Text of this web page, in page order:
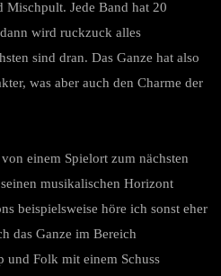
Mischpult. Jede Band hat 20
wird ruckzuck alles
sind dran. Das Ganze hat also
was aber auch den Charme der
einem Spielort zum nächsten
musikalischen Horizont
beispielsweise höre ich sonst eher
das Ganze im Bereich
und Folk mit einem Schuss